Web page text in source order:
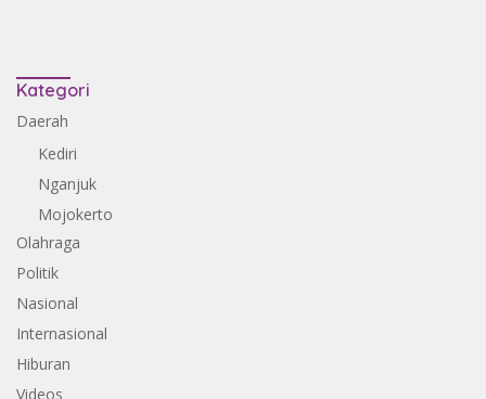
Kategori
Daerah
Kediri
Nganjuk
Mojokerto
Olahraga
Politik
Nasional
Internasional
Hiburan
Videos